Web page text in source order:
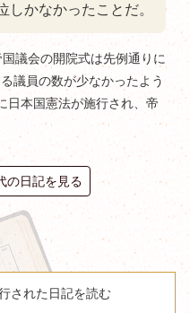
しかなかったことだ。
議会の開院式は先例通りに
議員の数が少なかったよう
日本国憲法が施行され、帝
の日記を見る
された日記を読む